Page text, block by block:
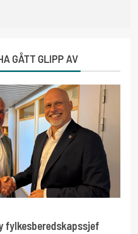
GÅTT GLIPP AV
fylkesberedskapssjef